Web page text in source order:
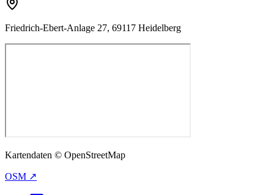
Friedrich-Ebert-Anlage 27, 69117 Heidelberg
Kartendaten © OpenStreetMap
OSM ↗